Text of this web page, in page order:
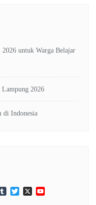
untuk Warga Belajar
2026
di Indonesia
TumblrTwitter
X